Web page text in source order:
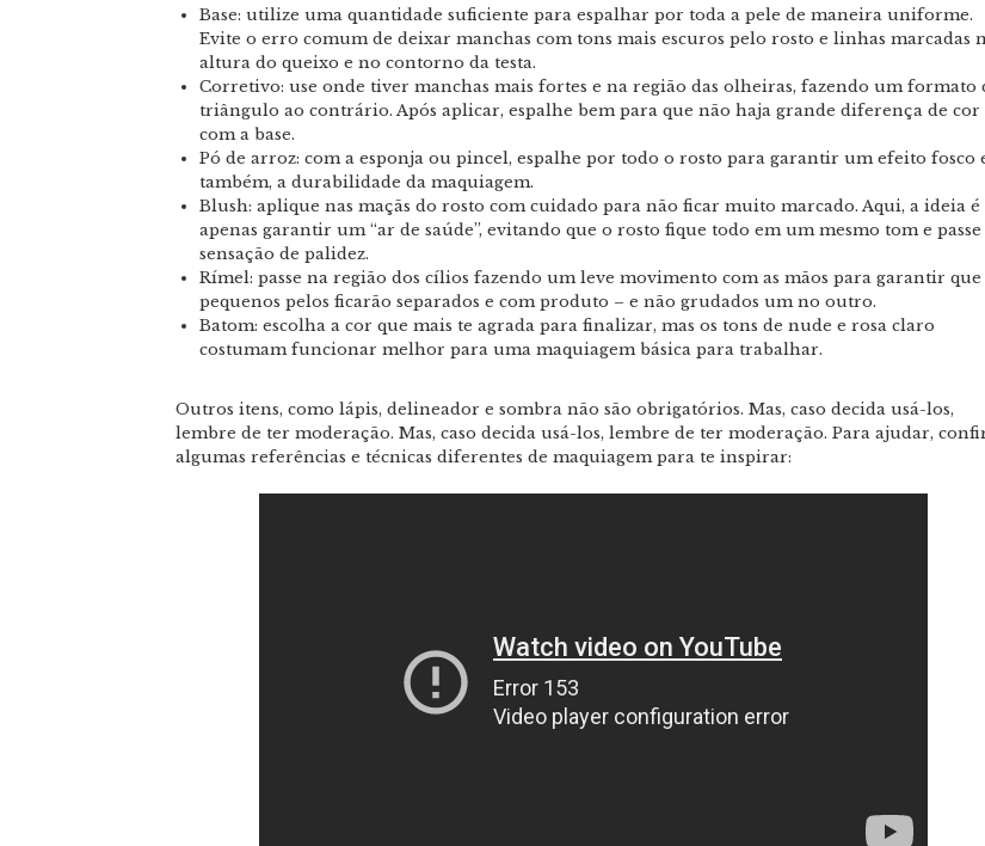
Base: utilize uma quantidade suficiente para espalhar por toda a pele de maneira uniforme.
Evite o erro comum de deixar manchas com tons mais escuros pelo rosto e linhas marcadas
altura do queixo e no contorno da testa.
Corretivo: use onde tiver manchas mais fortes e na região das olheiras, fazendo um formato
triângulo ao contrário. Após aplicar, espalhe bem para que não haja grande diferença de cor
com a base.
Pó de arroz: com a esponja ou pincel, espalhe por todo o rosto para garantir um efeito fosco
também, a durabilidade da maquiagem.
Blush: aplique nas maçãs do rosto com cuidado para não ficar muito marcado. Aqui, a ideia é
apenas garantir um “ar de saúde”, evitando que o rosto fique todo em um mesmo tom e passe
sensação de palidez.
Rímel: passe na região dos cílios fazendo um leve movimento com as mãos para garantir que
pequenos pelos ficarão separados e com produto – e não grudados um no outro.
Batom: escolha a cor que mais te agrada para finalizar, mas os tons de nude e rosa claro
costumam funcionar melhor para uma maquiagem básica para trabalhar.
Outros itens, como lápis, delineador e sombra não são obrigatórios. Mas, caso decida usá-los,
lembre de ter moderação. Mas, caso decida usá-los, lembre de ter moderação. Para ajudar,
algumas referências e técnicas diferentes de maquiagem para te inspirar: